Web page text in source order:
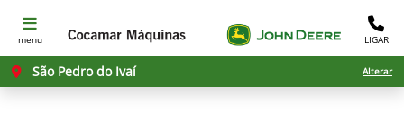
menu LIGAR
São Pedro do Ivaí Alterar